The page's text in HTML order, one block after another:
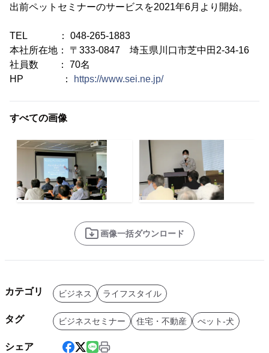
出前ペットセミナーのサービスを2021年6月より開始。
TEL ： 048-265-1883
本社所在地： 〒333-0847 埼玉県川口市芝中田2-34-16
社員数 ： 70名
HP ：
https://www.sei.ne.jp/
すべての画像
画像一括ダウンロード
カテゴリ ビジネス ライフスタイル
タグ ビジネスセミナー 住宅・不動産 ぺット-犬
シェア